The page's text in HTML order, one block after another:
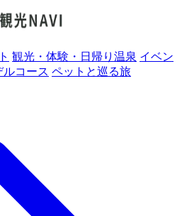
観光・体験・日帰り温泉 イベン
ルコース ペットと巡る旅